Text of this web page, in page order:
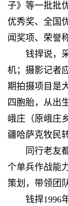
子》等一批批
优秀奖、全国
闻奖项、荣誉
钱捍说，
机；摄影记者
期拍摄项目是
四胞胎，从出
峨庄（原峨庄
疆哈萨克牧民
同行老友
个单兵作战能
策划，带领团
钱捍1996